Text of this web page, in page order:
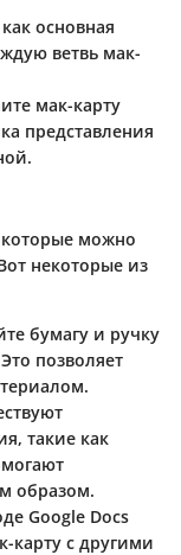
основная
ветвь мак-
мак-карту
представления
которые можно
некоторые из
бумагу и ручку
позволяет
такие как
образом.
Google Docs
карту с другими